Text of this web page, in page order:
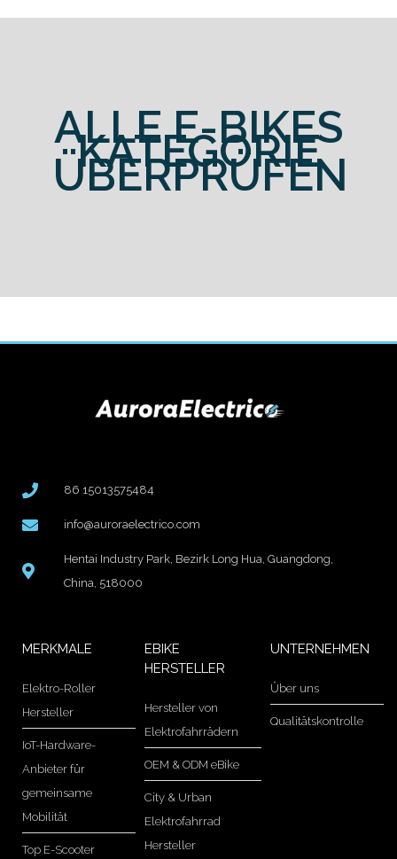
ALLE E-BIKES
KATEGORIE
ÜBERPRÜFEN
86 15013575484
info@auroraelectrico.com
Hentai Industry Park, Bezirk Long Hua, Guangdong,
China, 518000
MERKMALE
Elektro-Roller
Hersteller
IoT-Hardware-
Anbieter für
gemeinsame
Mobilität
Top E-Scooter
EBIKE
HERSTELLER
Hersteller von
Elektrofahrrädern
OEM & ODM eBike
City & Urban
Elektrofahrrad
Hersteller
UNTERNEHMEN
Über uns
Qualitätskontrolle